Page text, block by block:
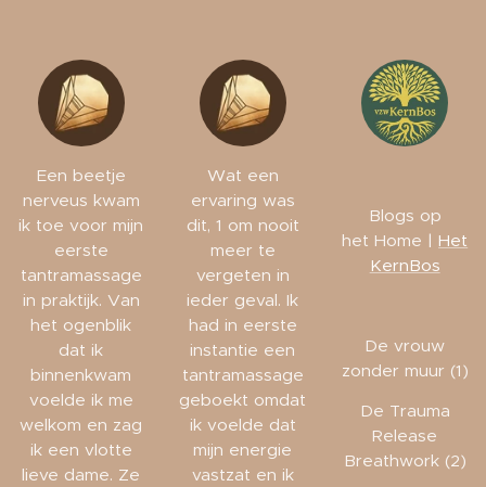
Een beetje
nerveus kwam
ik toe voor mijn
eerste
tantramassage
in praktijk. Van
het ogenblik
dat ik
binnenkwam
voelde ik me
welkom en zag
ik een vlotte
lieve dame. Ze
Wat een
ervaring was
dit, 1 om nooit
meer te
vergeten in
ieder geval. Ik
had in eerste
instantie een
tantramassage
geboekt omdat
ik voelde dat
mijn energie
vastzat en ik
Blogs op
het Home | Het
KernBos
De vrouw
zonder muur (1)
De Trauma
Release
Breathwork (2)